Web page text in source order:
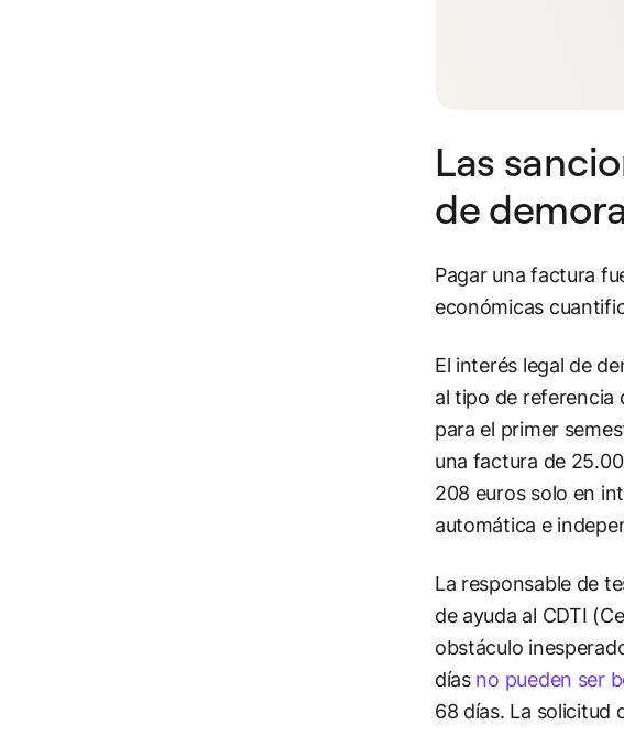
Las
de
Pagar una factura
económicas
El interés legal de
al tipo de referencia
para el primer
una factura de
208 euros solo en
automática e
La responsable de
de ayuda al CDTI
obstáculo
días no pueden ser
68 días. La solicitud